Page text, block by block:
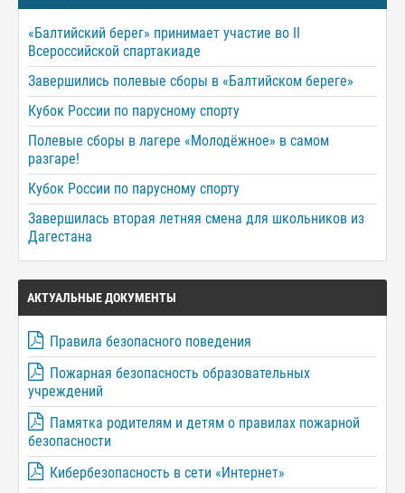
«Балтийский берег» принимает участие во II
Всероссийской спартакиаде
Завершились полевые сборы в «Балтийском береге»
Кубок России по парусному спорту
Полевые сборы в лагере «Молодёжное» в самом
разгаре!
Кубок России по парусному спорту
Завершилась вторая летняя смена для школьников из
Дагестана
АКТУАЛЬНЫЕ ДОКУМЕНТЫ
Правила безопасного поведения
Пожарная безопасность образовательных
учреждений
Памятка родителям и детям о правилах пожарной
безопасности
Кибербезопасность в сети «Интернет»